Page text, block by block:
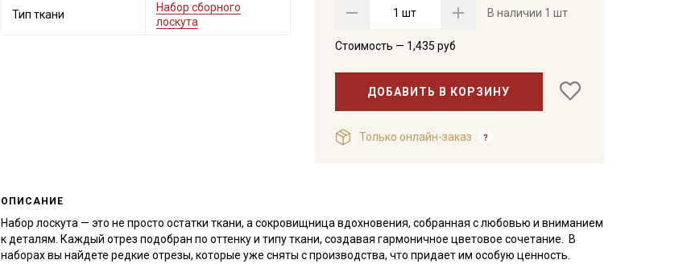
шт В наличии 1 шт
Стоимость — 1,435 руб
ДОБАВИТЬ В КОРЗИНУ
Только онлайн-заказ
Тип ткани
Набор сборного
лоскута
ОПИСАНИЕ
Набор лоскута — это не просто остатки ткани, а сокровищница вдохновения, собранная с любовью и вниманием
к деталям. Каждый отрез подобран по оттенку и типу ткани, создавая гармоничное цветовое сочетание. В
наборах вы найдете редкие отрезы, которые уже сняты с производства, что придает им особую ценность.